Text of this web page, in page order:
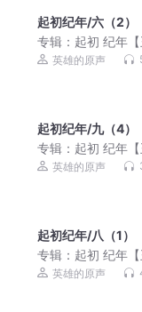
起初纪年/六（2）
专辑： 起初 纪年【
英雄的原声
起初纪年/九（4）
专辑： 起初 纪年【
英雄的原声
起初纪年/八（1）
专辑： 起初 纪年【
英雄的原声